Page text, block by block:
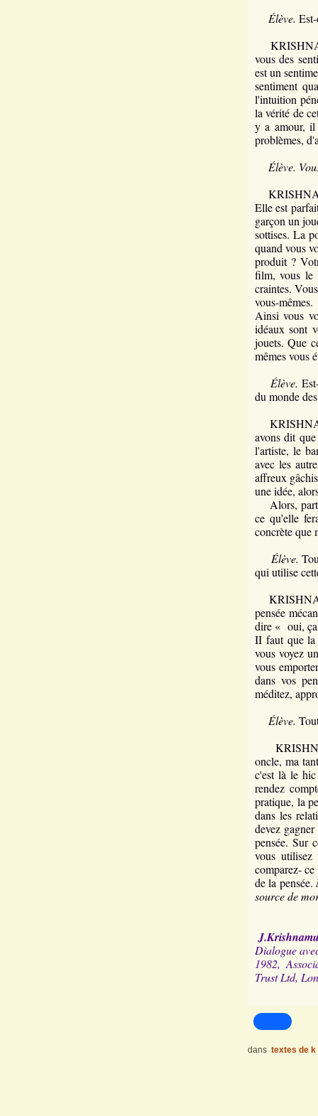
Élève.
vous des
est un
sentiment
l'intuition
la vérité de
y a amour,
problèmes,
Élève.
Elle est
garçon un
sottises. La
quand vous
produit ?
film, vous le
craintes.
vous-mêmes.
Ainsi vous
idéaux sont
jouets. Que
mêmes vous
Élève.
du monde
avons dit
l'artiste, le
avec les
affreux
une idée,
Alors,
ce qu'elle
concrète que
Élève.
qui utilise
pensée
dire « oui, ça
II faut que la
vous voyez
vous
dans vos
méditez,
Élève.
oncle, ma
c'est là le
rendez
pratique, la
dans les
devez
pensée. Sur
vous utilisez
comparez-
de la pensée.
source de
Dialogue
1982,
Trust Ltd,
dans textes de k